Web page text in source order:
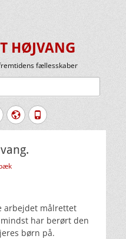
HØJVANG
fællesskaber
Instagram
Website
Tlf.
arbejdet målrettet
har berørt den
børn på.